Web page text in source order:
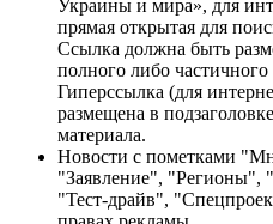
Украины и мира», для
прямая открытая для
Ссылка должна быть
полного либо
Гиперссылка (для
размещена в
материала.
Новости с пометками
"Заявление",
"Тест-драйв",